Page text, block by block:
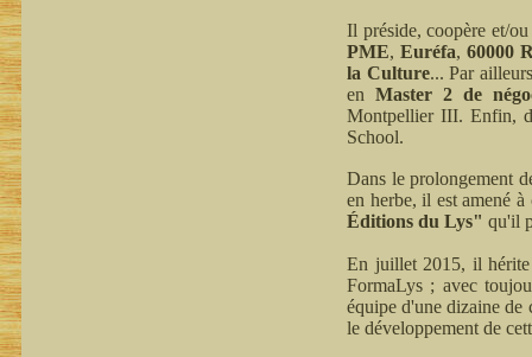
Il préside, coopère et/
PME,Euréfa,60000
la Culture... Par
en Master 2 de
Montpellier III. Enfin,
School.
Dans le prolongement
en herbe, il est amené
Éditions du Lys" qu'il
En juillet 2015, il hérite
FormaLys ; avec
équipe d'une dizaine de
le développement de